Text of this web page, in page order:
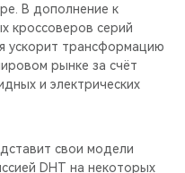
В дополнение к
кроссоверов серий
ускорит трансформацию
рынке за счёт
и электрических
свои модели
DHT на некоторых